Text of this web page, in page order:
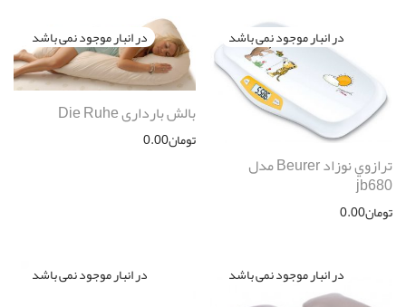
ترازوي نوزاد Beurer مدل
jb680
تومان0.00
بالش بارداری Die Ruhe
تومان0.00